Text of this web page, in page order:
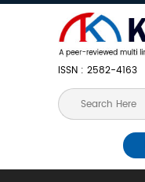
ISSN : 2582-4163